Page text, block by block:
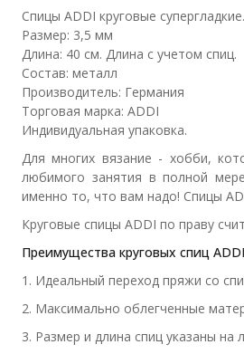
Спицы ADDI круговые
Размер: 3,5 мм
Длина: 40 см. Длина с учетом спиц.
Состав: металл
Производитель: Германия
Торговая марка: ADDI
Индивидуальная упаковка.
Для многих вязание - хобби,
любимого занятия в полной
именно то, что вам надо! Спицы
Круговые спицы ADDI по праву
Преимущества круговых спиц ADDI
1. Идеальный переход пряжи со
2. Максимально облегченные
3. Размер и длина спиц указаны